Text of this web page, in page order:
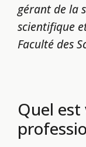
gérant de la
scientifique
Faculté des
Quel